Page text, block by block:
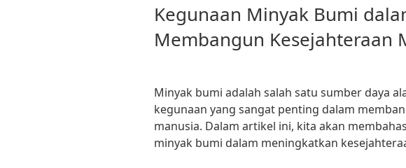
Kegunaan Minyak Bumi
Membangun Kesejahteraan
Minyak bumi adalah salah satu sumber daya
kegunaan yang sangat penting dalam
manusia. Dalam artikel ini, kita akan
minyak bumi dalam meningkatkan